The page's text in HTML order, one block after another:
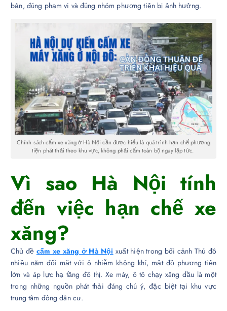
bản, đúng phạm vi và đúng nhóm phương tiện bị ảnh hưởng.
Chính sách cấm xe xăng ở Hà Nội cần được hiểu là quá trình hạn chế phương
tiện phát thải theo khu vực, không phải cấm toàn bộ ngay lập tức.
Vì sao Hà Nội tính
đến việc hạn chế xe
xăng?
Chủ đề cấm xe xăng ở Hà Nội xuất hiện trong bối cảnh Thủ đô
nhiều năm đối mặt với ô nhiễm không khí, mật độ phương tiện
lớn và áp lực hạ tầng đô thị. Xe máy, ô tô chạy xăng dầu là một
trong những nguồn phát thải đáng chú ý, đặc biệt tại khu vực
trung tâm đông dân cư.